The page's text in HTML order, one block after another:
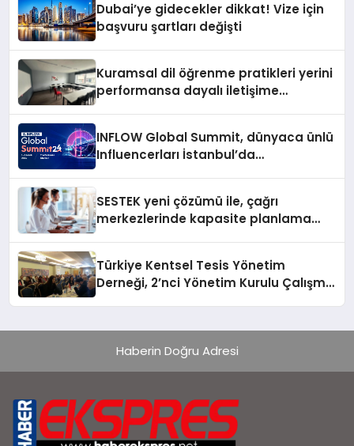
Dubai’ye gidecekler dikkat! Vize için
başvuru şartları değişti
Kuramsal dil öğrenme pratikleri yerini
performansa dayalı iletişime
INFLOW Global Summit, dünyaca ünlü
Influencerları İstanbul’da
SESTEK yeni çözümü ile, çağrı
merkezlerinde kapasite planlama
Türkiye Kentsel Tesis Yönetim
Derneği, 2’nci Yönetim Kurulu Çalışma
Haberin Doğru Adresi